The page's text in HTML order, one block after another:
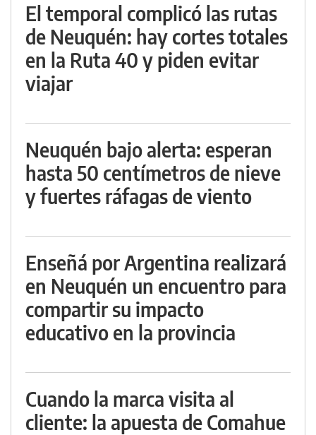
El temporal complicó las rutas
de Neuquén: hay cortes totales
en la Ruta 40 y piden evitar
viajar
Neuquén bajo alerta: esperan
hasta 50 centímetros de nieve
y fuertes ráfagas de viento
Enseñá por Argentina realizará
en Neuquén un encuentro para
compartir su impacto
educativo en la provincia
Cuando la marca visita al
cliente: la apuesta de Comahue